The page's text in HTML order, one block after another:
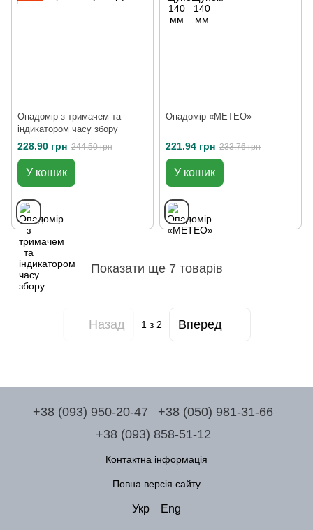
Опадомір з тримачем та
індикатором часу збору
228.90 грн 244.50 грн
У кошик
Опадомір «METEO»
221.94 грн 233.76 грн
У кошик
Показати ще 7 товарів
Назад 1з 2 Вперед
+38 (093) 950-20-47
+38 (050) 981-31-66
+38 (093) 858-51-12
Контактна інформація
Повна версія сайту
Укр Eng